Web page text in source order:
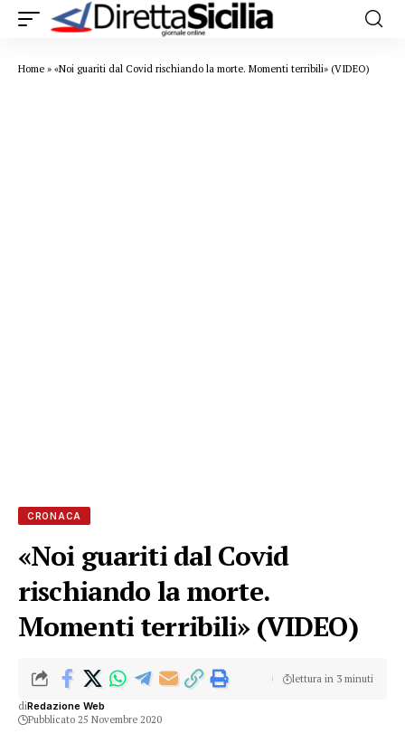
Home » «Noi guariti dal Covid rischiando la morte. Momenti terribili» (VIDEO)
CRONACA
«Noi guariti dal Covid
rischiando la morte.
Momenti terribili» (VIDEO)
diRedazione Web
Pubblicato 25 Novembre 2020
lettura in 3 minuti